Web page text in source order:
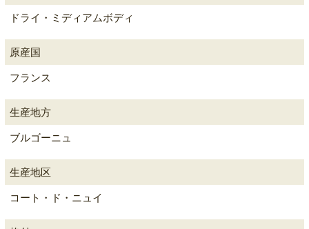
ドライ・ミディアムボディ
原産国
フランス
生産地方
ブルゴーニュ
生産地区
コート・ド・ニュイ